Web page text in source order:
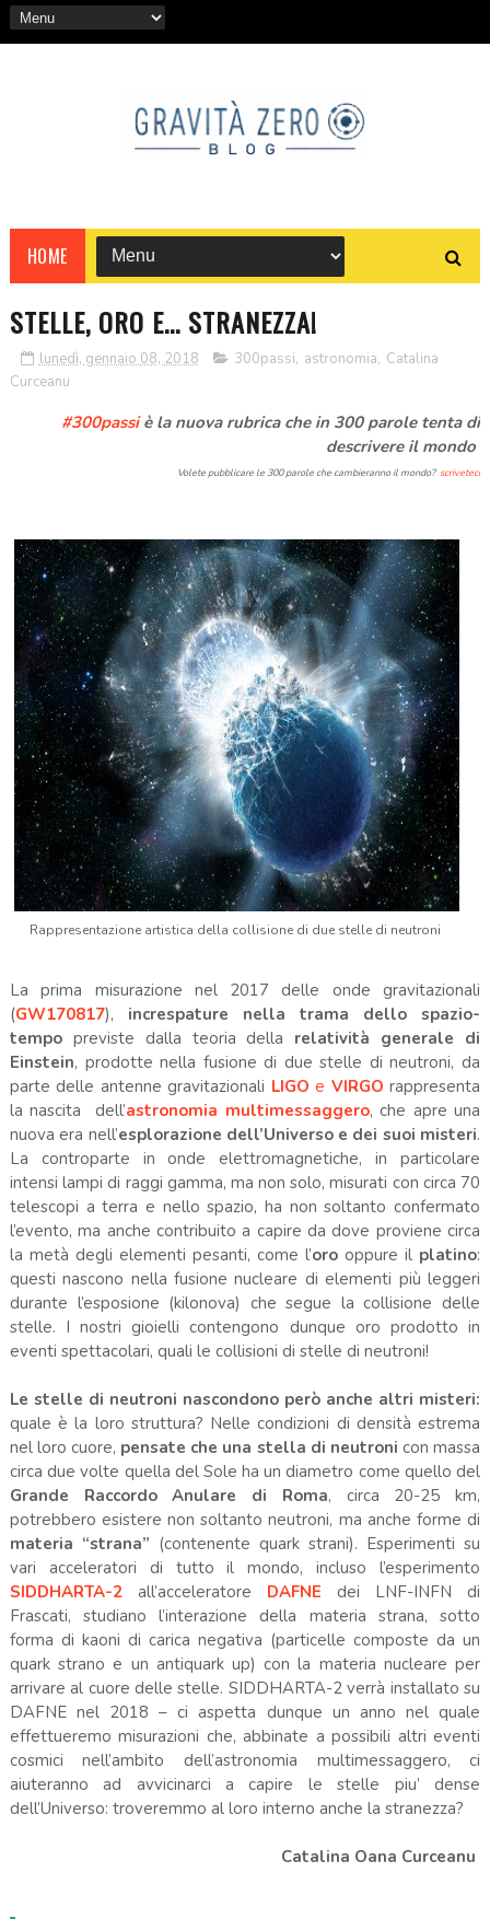
HOME
STELLE, ORO E... STRANEZZA!
lunedì, gennaio 08, 2018 300passi, astronomia, Catalina
Curceanu
#300passiè la nuova rubrica che in 300 parole tenta di
descrivere il mondo
Volete pubblicare le 300 parole che cambieranno il mondo?scriveteci
Rappresentazione artistica della collisione di due stelle di neutroni
La prima misurazione nel 2017 delle onde gravitazionali
(GW170817), increspature nella trama dello spazio-
tempopreviste dalla teoria della relatività generale di
Einstein, prodotte nella fusione di due stelle di neutroni, da
parte delle antenne gravitazionali LIGOe VIRGO rappresenta
la nascita dell’astronomia multimessaggero, che apre una
nuova era nell’esplorazione dell’Universo e dei suoi misteri.
La controparte in onde elettromagnetiche, in particolare
intensi lampi di raggi gamma, ma non solo, misurati con circa 70
telescopi a terra e nello spazio, ha non soltanto confermato
l’evento, ma anche contribuito a capire da dove proviene circa
la metà degli elementi pesanti, come l’orooppure il platino:
questi nascono nella fusione nucleare di elementi più leggeri
durante l’esposione (kilonova) che segue la collisione delle
stelle. I nostri gioielli contengono dunque oro prodotto in
eventi spettacolari, quali le collisioni di stelle di neutroni!
Le stelle di neutroni nascondono però anche altri misteri:
quale è la loro struttura? Nelle condizioni di densità estrema
nel loro cuore, pensate che una stella di neutroni con massa
circa due volte quella del Sole ha un diametro come quello del
Grande Raccordo Anulare di Roma, circa 20-25 km,
potrebbero esistere non soltanto neutroni, ma anche forme di
materia “strana” (contenente quark strani). Esperimenti su
vari acceleratori di tutto il mondo, incluso l’esperimento
SIDDHARTA-2 all’acceleratore DAFNE dei LNF-INFN di
Frascati, studiano l’interazione della materia strana, sotto
forma di kaoni di carica negativa (particelle composte da un
quark strano e un antiquark up) con la materia nucleare per
arrivare al cuore delle stelle. SIDDHARTA-2 verrà installato su
DAFNE nel 2018 – ci aspetta dunque un anno nel quale
effettueremo misurazioni che, abbinate a possibili altri eventi
cosmici nell’ambito dell’astronomia multimessaggero, ci
aiuteranno ad avvicinarci a capire le stelle piu’ dense
dell’Universo: troveremmo al loro interno anche la stranezza?
Catalina Oana Curceanu